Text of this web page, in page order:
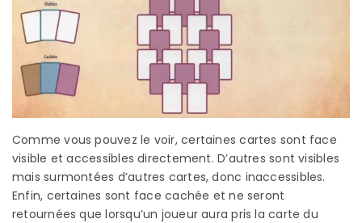
Comme vous pouvez le voir, certaines cartes sont face
visible et accessibles directement. D’autres sont visibles
mais surmontées d’autres cartes, donc inaccessibles.
Enfin, certaines sont face cachée et ne seront
retournées que lorsqu’un joueur aura pris la carte du